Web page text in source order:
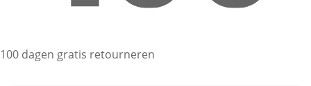
100 dagen gratis retourneren